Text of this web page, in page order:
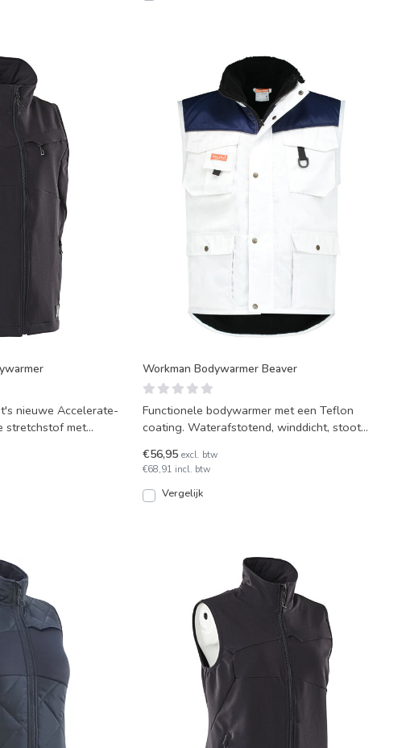
nieuwe Accelerate-
stretchstof met
Workman Bodywarmer Beaver
Functionele bodywarmer met een Teflon
coating. Waterafstotend, winddicht, stoot
€56,95 excl. btw
€68,91 incl. btw
Vergelijk